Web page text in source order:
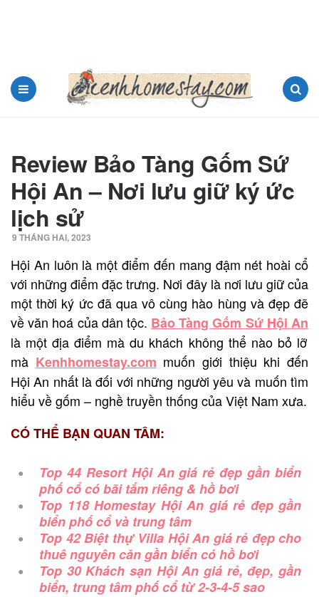
Review Bảo Tàng Gốm Sứ
Hội An – Nơi lưu giữ ký ức
lịch sử
9 THÁNG HAI, 2023
Hội An luôn là một điểm đến mang đậm nét hoài cổ
với những điểm đặc trưng. Nơi đây là nơi lưu giữ của
một thời ký ức đã qua vô cùng hào hùng và đẹp đẽ
về văn hoá của dân tộc. Bảo Tàng Gốm Sứ Hội An
là một địa điểm mà du khách không thể nào bỏ lỡ
mà Kenhhomestay.com muốn giới thiệu khi đến
Hội An nhất là đối với những người yêu và muốn tìm
hiểu về gốm – nghề truyền thống của Việt Nam xưa.
CÓ THỂ BẠN QUAN TÂM:
Top 44 Resort Hội An giá rẻ đẹp gần biển
phố cổ có bãi tắm riêng & hồ bơi
Top 118 Homestay Hội An giá rẻ đẹp gần
biển phố cổ và trung tâm
Top 42 Biệt thự Villa Hội An giá rẻ đẹp cho
thuê nguyên căn gần biển có hồ bơi
Top 30 Khách sạn Hội An giá rẻ, đẹp, gần
biển, trung tâm phố cổ từ 2-3-4-5 sao